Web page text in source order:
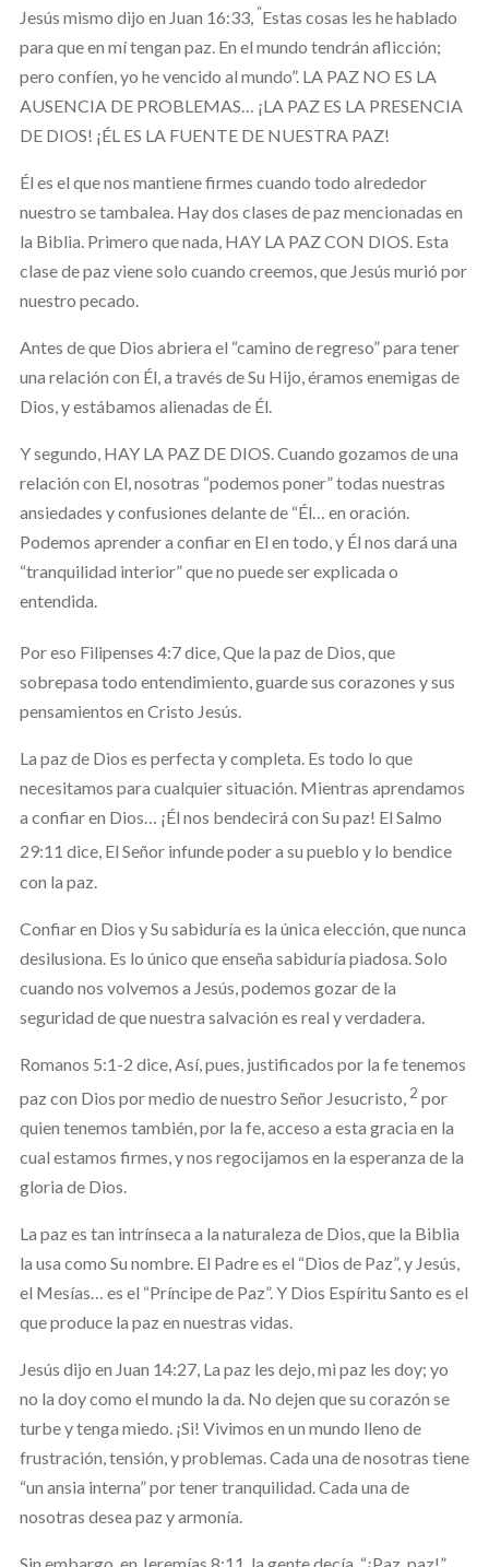
Jesús mismo dijo en Juan 16:33, “Estas cosas les he hablado
para que en mí tengan paz. En el mundo tendrán aflicción;
pero confíen, yo he vencido al mundo”. LA PAZ NO ES LA
AUSENCIA DE PROBLEMAS… ¡LA PAZ ES LA PRESENCIA
DE DIOS! ¡ÉL ES LA FUENTE DE NUESTRA PAZ!
Él es el que nos mantiene firmes cuando todo alrededor
nuestro se tambalea. Hay dos clases de paz mencionadas en
la Biblia. Primero que nada, HAY LA PAZ CON DIOS. Esta
clase de paz viene solo cuando creemos, que Jesús murió por
nuestro pecado.
Antes de que Dios abriera el “camino de regreso” para tener
una relación con Él, a través de Su Hijo, éramos enemigas de
Dios, y estábamos alienadas de Él.
Y segundo, HAY LA PAZ DE DIOS. Cuando gozamos de una
relación con El, nosotras “podemos poner” todas nuestras
ansiedades y confusiones delante de “Él… en oración.
Podemos aprender a confiar en El en todo, y Él nos dará una
“tranquilidad interior” que no puede ser explicada o
entendida.
Por eso Filipenses 4:7 dice,Que la paz de Dios, que
sobrepasa todo entendimiento, guarde sus corazones y sus
pensamientos en Cristo Jesús.
La paz de Dios es perfecta y completa. Es todo lo que
necesitamos para cualquier situación. Mientras aprendamos
a confiar en Dios… ¡Él nos bendecirá con Su paz! El Salmo
29:11 dice, El Señor infunde poder a su pueblo y lo bendice
con la paz.
Confiar en Dios y Su sabiduría es la única elección, que nunca
desilusiona. Es lo único que enseña sabiduría piadosa. Solo
cuando nos volvemos a Jesús, podemos gozar de la
seguridad de que nuestra salvación es real y verdadera.
Romanos 5:1-2 dice, Así, pues, justificados por la fe tenemos
paz con Dios por medio de nuestro Señor Jesucristo, 2 por
quien tenemos también, por la fe, acceso a esta gracia en la
cual estamos firmes, y nos regocijamos en la esperanza de la
gloria de Dios.
La paz es tan intrínseca a la naturaleza de Dios, que la Biblia
la usa como Su nombre. El Padre es el “Dios de Paz”, y Jesús,
el Mesías… es el “Príncipe de Paz”. Y Dios Espíritu Santo es el
que produce la paz en nuestras vidas.
Jesús dijo en Juan 14:27, La paz les dejo, mi paz les doy; yo
no la doy como el mundo la da. No dejen que su corazón se
turbe y tenga miedo. ¡Si! Vivimos en un mundo lleno de
frustración, tensión, y problemas. Cada una de nosotras tiene
“un ansia interna” por tener tranquilidad. Cada una de
nosotras desea paz y armonía.